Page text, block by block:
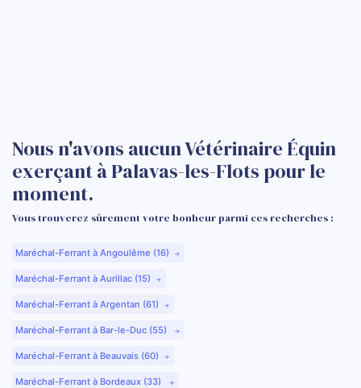
Nous n'avons aucun Vétérinaire Équin
exerçant à Palavas-les-Flots pour le
moment.
Vous trouverez sûrement votre bonheur parmi ces recherches :
Maréchal-Ferrant à Angoulême (16)
Maréchal-Ferrant à Aurillac (15)
Maréchal-Ferrant à Argentan (61)
Maréchal-Ferrant à Bar-le-Duc (55)
Maréchal-Ferrant à Beauvais (60)
Maréchal-Ferrant à Bordeaux (33)